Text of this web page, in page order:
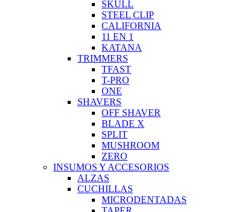
SKULL
STEEL CLIP
CALIFORNIA
11 EN 1
KATANA
TRIMMERS
TFAST
T-PRO
ONE
SHAVERS
OFF SHAVER
BLADE X
SPLIT
MUSHROOM
ZERO
INSUMOS Y ACCESORIOS
ALZAS
CUCHILLAS
MICRODENTADAS